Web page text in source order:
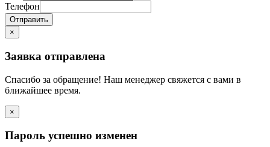
Телефон
Отправить
×
Заявка отправлена
Спасибо за обращение! Наш менеджер свяжется с вами в
ближайшее время.
×
Пароль успешно изменен